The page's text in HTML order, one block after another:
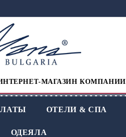
МАГАЗИН КОМПАНИИ
ОТЕЛИ & СПА
ОДЕЯЛА